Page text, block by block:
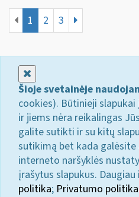
1 2 3
Šioje svetainėje
cookies). Būtinieji
ir jiems nėra reikalingas
galite sutikti ir su kitų
sutikimą bet kada
interneto naršyklės
įrašytus slapukus.
politika; Privatumo